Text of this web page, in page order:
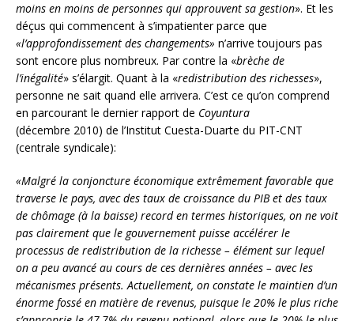
moins en moins de personnes qui approuvent sa gestion». Et les
déçus qui commencent à s’impatienter parce que
«l’approfondissement des changements» n’arrive toujours pas
sont encore plus nombreux. Par contre la «brèche de
l’inégalité» s’élargit. Quant à la «redistribution des richesses»,
personne ne sait quand elle arrivera. C’est ce qu’on comprend
en parcourant le dernier rapport de Coyuntura
(décembre 2010) de l’Institut Cuesta-Duarte du PIT-CNT
(centrale syndicale):
«Malgré la conjoncture économique extrêmement favorable que
traverse le pays, avec des taux de croissance du PIB et des taux
de chômage (à la baisse) record en termes historiques, on ne voit
pas clairement que le gouvernement puisse accélérer le
processus de redistribution de la richesse – élément sur lequel
on a peu avancé au cours de ces dernières années – avec les
mécanismes présents. Actuellement, on constate le maintien d’un
énorme fossé en matière de revenus, puisque le 20% le plus riche